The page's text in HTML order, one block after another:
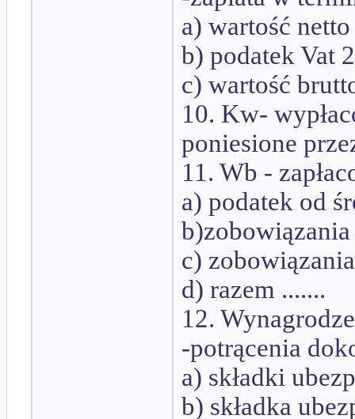
a) wartość
b) podatek Vat
c) wartość
10. Kw-
poniesione
11. Wb -
a) podatek od
c)
d) razem .......
12.
-potrącenia
a) składki
b) składka